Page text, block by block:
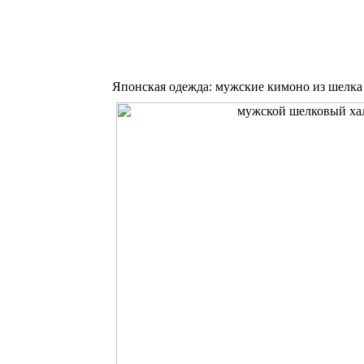
Японская одежда: мужские кимоно из шелка